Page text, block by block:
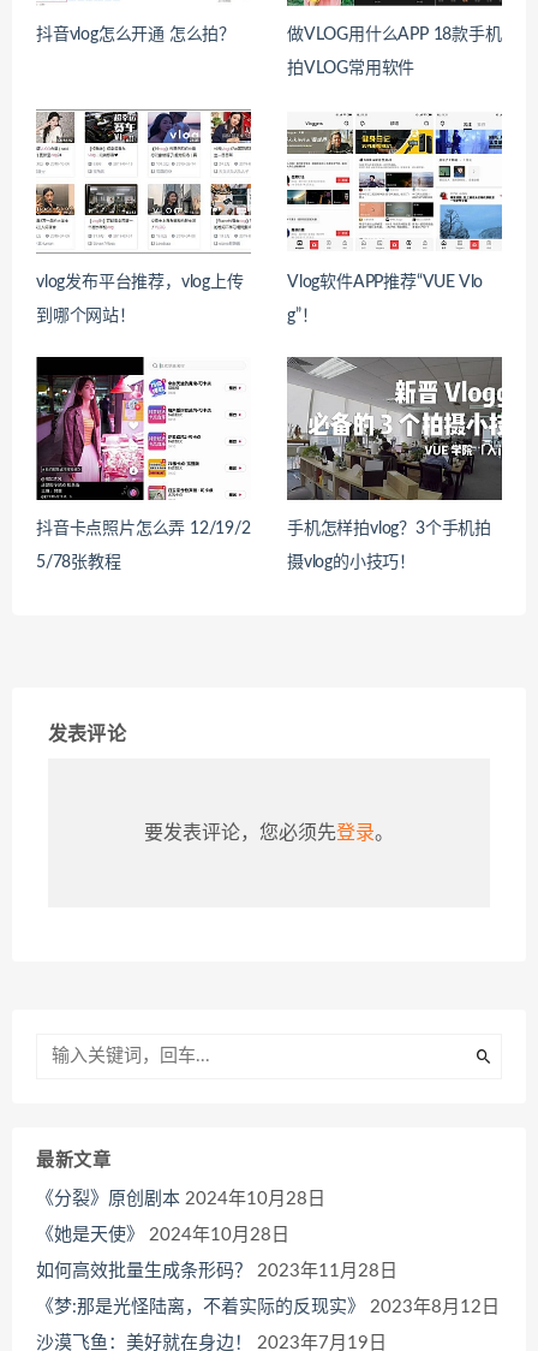
抖音vlog怎么开通 怎么拍？
做VLOG用什么APP 18款手机
拍VLOG常用软件
vlog发布平台推荐，vlog上传
到哪个网站！
Vlog软件APP推荐“VUE Vlo
g”！
抖音卡点照片怎么弄 12/19/2
5/78张教程
手机怎样拍vlog？3个手机拍
摄vlog的小技巧！
发表评论
要发表评论，您必须先登录。
最新文章
《分裂》原创剧本 2024年10月28日
《她是天使》
2024年10月28日
如何高效批量生成条形码？
2023年11月28日
《梦:那是光怪陆离，不着实际的反现实》
2023年8月12日
沙漠飞鱼：美好就在身边！
2023年7月19日